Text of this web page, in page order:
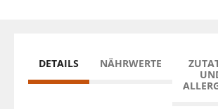
DETAILS NÄHRWERTE